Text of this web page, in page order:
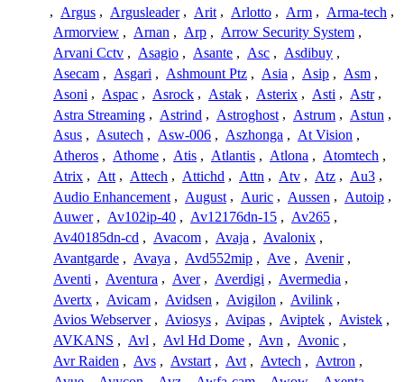
, Argus , Argusleader , Arit , Arlotto , Arm , Arma-tech ,
Armorview , Arnan , Arp , Arrow Security System ,
Arvani Cctv , Asagio , Asante , Asc , Asdibuy ,
Asecam , Asgari , Ashmount Ptz , Asia , Asip , Asm ,
Asoni , Aspac , Asrock , Astak , Asterix , Asti , Astr ,
Astra Streaming , Astrind , Astroghost , Astrum , Astun ,
Asus , Asutech , Asw-006 , Aszhonga , At Vision ,
Atheros , Athome , Atis , Atlantis , Atlona , Atomtech ,
Atrix , Att , Attech , Attichd , Attn , Atv , Atz , Au3 ,
Audio Enhancement , August , Auric , Aussen , Autoip ,
Auwer , Av102ip-40 , Av12176dn-15 , Av265 ,
Av40185dn-cd , Avacom , Avaja , Avalonix ,
Avantgarde , Avaya , Avd552mip , Ave , Avenir ,
Aventi , Aventura , Aver , Averdigi , Avermedia ,
Avertx , Avicam , Avidsen , Avigilon , Avilink ,
Avios Webserver , Aviosys , Avipas , Aviptek , Avistek ,
AVKANS , Avl , Avl Hd Dome , Avn , Avonic ,
Avr Raiden , Avs , Avstart , Avt , Avtech , Avtron ,